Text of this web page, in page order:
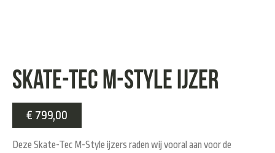
SKATE-TEC M-STYLE IJZER
€ 799,00
Deze Skate-Tec M-Style ijzers raden wij vooral aan voor de